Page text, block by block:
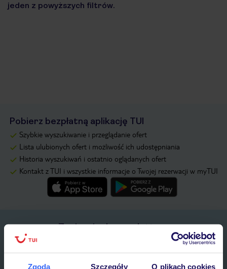
Zgoda Szczegóły O plikach cookies
jeden z powyższych filtrów.
Pobierz bezpłatną aplikację TUI
Szybkie wyszukiwanie i przeglądanie ofert
Lista ulubionych ofert i możliwość ich udostępniania
Historia wyszukiwań i ostatnio oglądanych ofert
Kontakt z TUI i wszystkie informacje o Twojej rezerwacji w myTUI
Zapisz się do newslettera
IMIĘ*